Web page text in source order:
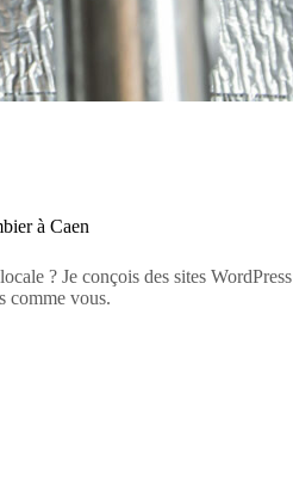
à Caen
? Je conçois des sites WordPress
comme vous.